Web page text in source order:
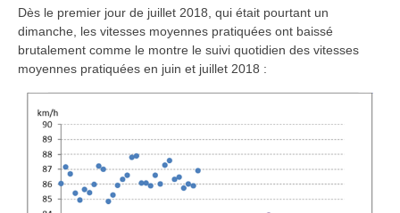
Dès le premier jour de juillet 2018, qui était pourtant un
dimanche, les vitesses moyennes pratiquées ont baissé
brutalement comme le montre le suivi quotidien des vitesses
moyennes pratiquées en juin et juillet 2018 :